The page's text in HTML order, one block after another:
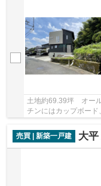
土地約69.39坪 オー
チンにはカップボード
お使いですよ
売買 | 新築一戸建
大